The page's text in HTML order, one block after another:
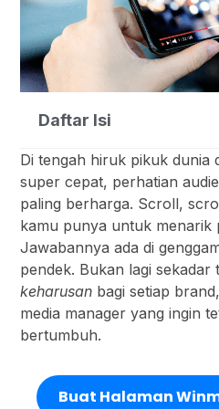
Daftar Isi
Di tengah hiruk pikuk dunia
super cepat, perhatian
paling berharga. Scroll,
kamu punya untuk menarik
Jawabannya ada di
pendek. Bukan lagi sekadar
keharusan bagi setiap
media manager yang ingin
bertumbuh.
Buat Halaman